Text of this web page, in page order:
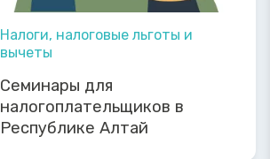
Налоги, налоговые льготы и
вычеты
Семинары для
налогоплательщиков в
Республике Алтай